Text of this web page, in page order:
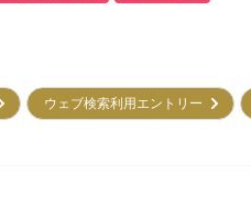
ウェブ検索利用エントリー